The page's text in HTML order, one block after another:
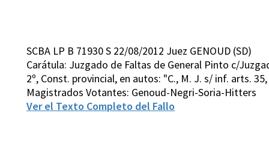
SCBA LP B 71930 S 22/08/2012 Juez GENOUD (SD)
Carátula: Juzgado de Faltas de General Pinto c/
2º, Const. provincial, en autos: "C., M. J. s/ inf. arts.
Magistrados Votantes: Genoud-Negri-Soria-Hitters
Ver el Texto Completo del Fallo